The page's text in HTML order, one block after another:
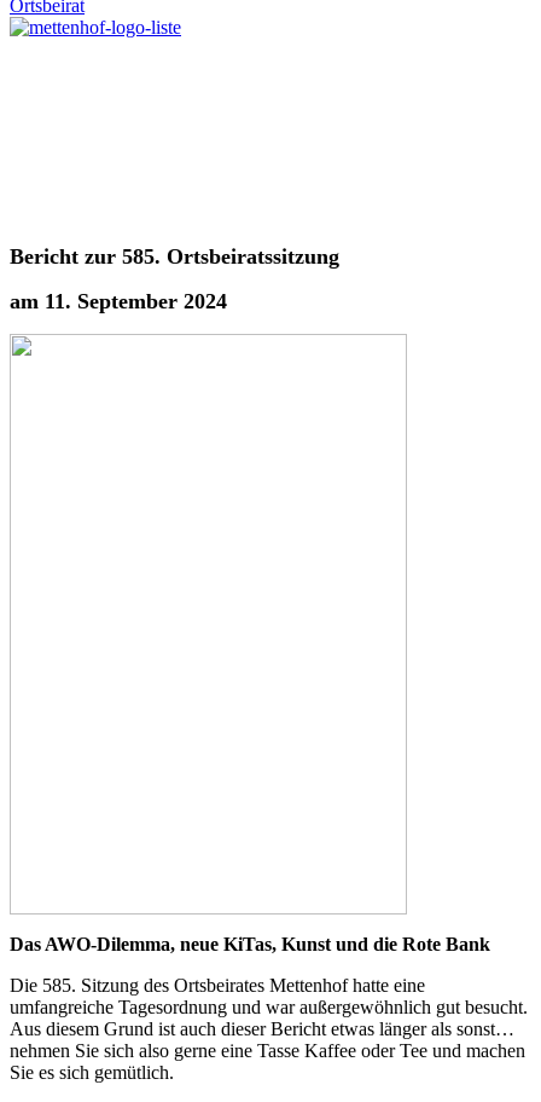
Ortsbeirat
Bericht zur 585. Ortsbeiratssitzung
am 11. September 2024
Das AWO-Dilemma, neue KiTas, Kunst und die Rote Bank
Die 585. Sitzung des Ortsbeirates Mettenhof hatte eine
umfangreiche Tagesordnung und war außergewöhnlich gut besucht.
Aus diesem Grund ist auch dieser Bericht etwas länger als sonst…
nehmen Sie sich also gerne eine Tasse Kaffee oder Tee und machen
Sie es sich gemütlich.